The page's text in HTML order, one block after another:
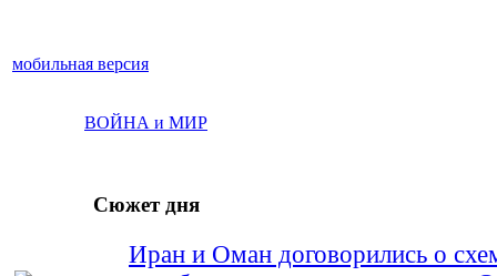
мобильная версия
ВОЙНА и МИР
Сюжет дня
Иран и Оман договорились о